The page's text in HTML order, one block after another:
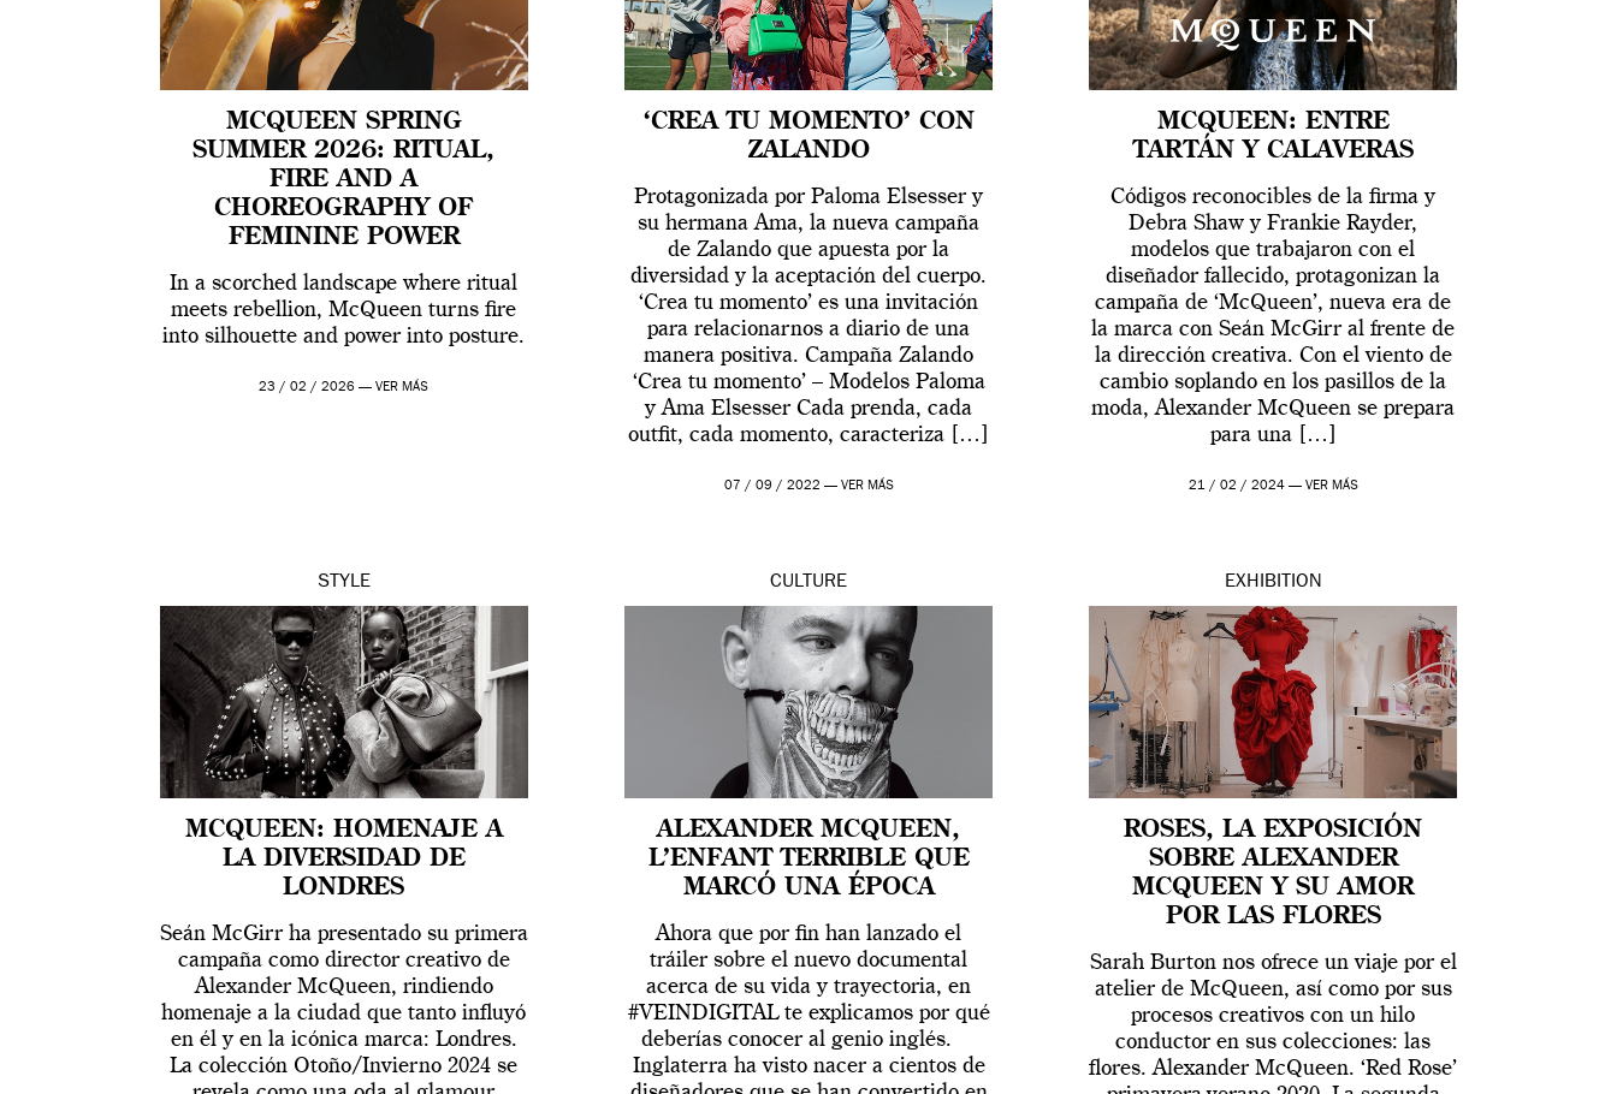
MCQUEEN SPRING
SUMMER 2026: RITUAL,
FIRE AND A
CHOREOGRAPHY OF
FEMININE POWER
In a scorched landscape where ritual
meets rebellion, McQueen turns fire
into silhouette and power into posture.
23 / 02 / 2026 —VER MÁS
‘CREA TU MOMENTO’ CON
ZALANDO
Protagonizada por Paloma Elsesser y
su hermana Ama, la nueva campaña
de Zalando que apuesta por la
diversidad y la aceptación del cuerpo.
‘Crea tu momento’ es una invitación
para relacionarnos a diario de una
manera positiva. Campaña Zalando
‘Crea tu momento’ – Modelos Paloma
y Ama Elsesser Cada prenda, cada
outfit, cada momento, caracteriza […]
07 / 09 / 2022 — VER MÁS
MCQUEEN: ENTRE
TARTÁN Y CALAVERAS
Códigos reconocibles de la firma y
Debra Shaw y Frankie Rayder,
modelos que trabajaron con el
diseñador fallecido, protagonizan la
campaña de ‘McQueen’, nueva era de
la marca con Seán McGirr al frente de
la dirección creativa. Con el viento de
cambio soplando en los pasillos de la
moda, Alexander McQueen se prepara
para una […]
21 / 02 / 2024 — VER MÁS
STYLE
MCQUEEN: HOMENAJE A
LA DIVERSIDAD DE
LONDRES
Seán McGirr ha presentado su primera
campaña como director creativo de
Alexander McQueen, rindiendo
homenaje a la ciudad que tanto influyó
en él y en la icónica marca: Londres.
La colección Otoño/Invierno 2024 se
CULTURE
ALEXANDER MCQUEEN,
L’ENFANT TERRIBLE QUE
MARCÓ UNA ÉPOCA
Ahora que por fin han lanzado el
tráiler sobre el nuevo documental
acerca de su vida y trayectoria, en
#VEINDIGITAL te explicamos por qué
deberías conocer al genio inglés.
Inglaterra ha visto nacer a cientos de
EXHIBITION
ROSES, LA EXPOSICIÓN
SOBRE ALEXANDER
MCQUEEN Y SU AMOR
POR LAS FLORES
Sarah Burton nos ofrece un viaje por el
atelier de McQueen, así como por sus
procesos creativos con un hilo
conductor en sus colecciones: las
flores. Alexander McQueen. ‘Red Rose’